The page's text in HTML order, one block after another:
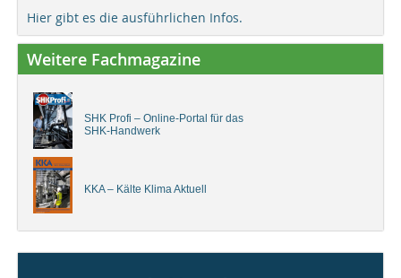
Hier gibt es die ausführlichen Infos.
Weitere Fachmagazine
SHK Profi – Online-Portal für das
SHK-Handwerk
KKA – Kälte Klima Aktuell